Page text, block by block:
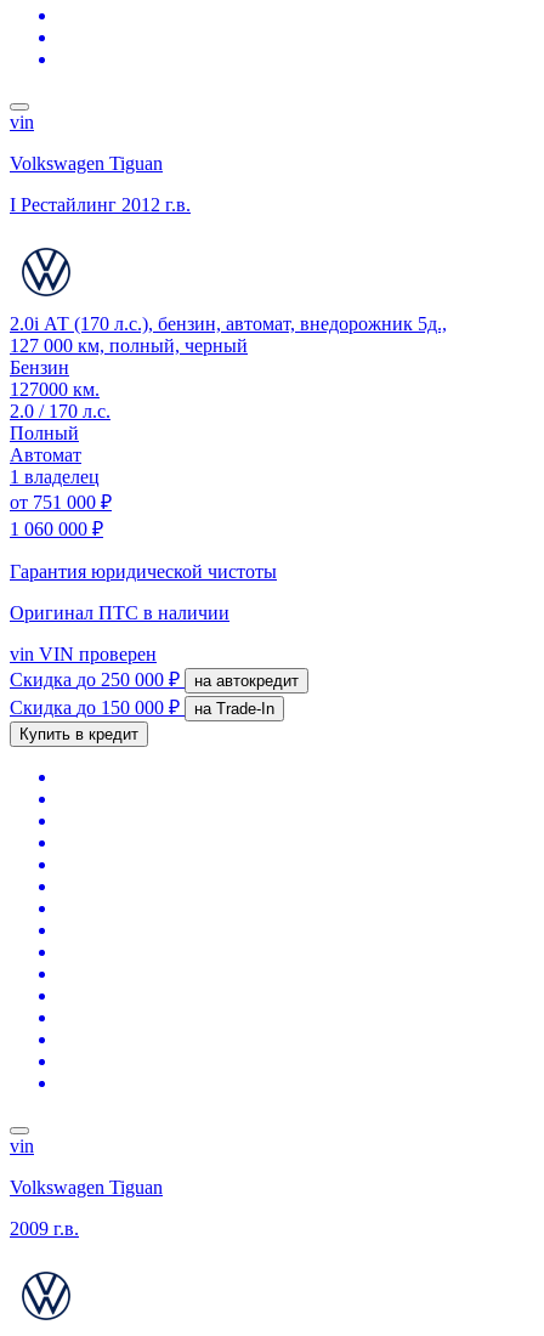
vin
Volkswagen Tiguan
I Рестайлинг 2012 г.в.
2.0i АТ (170 л.с.), бензин, автомат, внедорожник 5д.,
127 000 км, полный, черный
Бензин
127000 км.
2.0 / 170 л.с.
Полный
Автомат
1 владелец
от 751 000 ₽
1 060 000 ₽
Гарантия юридической чистоты
Оригинал ПТС в наличии
vin VIN проверен
Скидка до 250 000 ₽ на автокредит
Скидка до 150 000 ₽
на Trade-In
Купить в кредит
vin
Volkswagen Tiguan
2009 г.в.